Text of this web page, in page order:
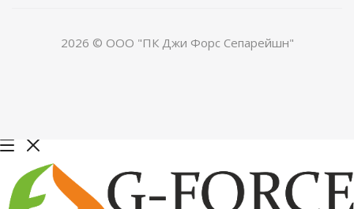
2026 © ООО "ПК Джи Форс Сепарейшн"